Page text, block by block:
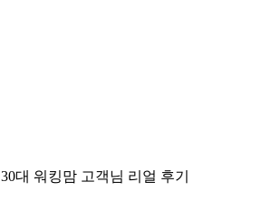
대 워킹맘 고객님 리얼 후기